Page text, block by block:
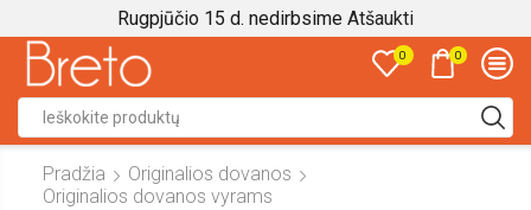
Rugpjūčio 15 d. nedirbsime Atšaukti
0 0
input
Pradžia
Originalios dovanos
Originalios dovanos vyrams